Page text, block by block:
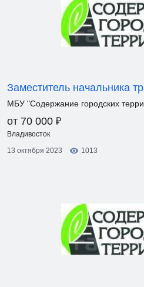
Заместитель начальника
МБУ "Содержание городских
от 70 000 ₽
Владивосток
13 октября 2023
1013